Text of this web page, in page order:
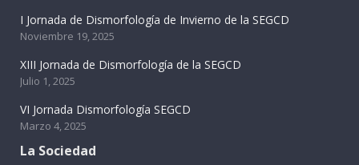
I Jornada de Dismorfología de Invierno de la SEGCD
Noviembre 19, 2025
XIII Jornada de Dismorfología de la SEGCD
Julio 1, 2025
VI Jornada Dismorfología SEGCD
Marzo 4, 2025
La Sociedad